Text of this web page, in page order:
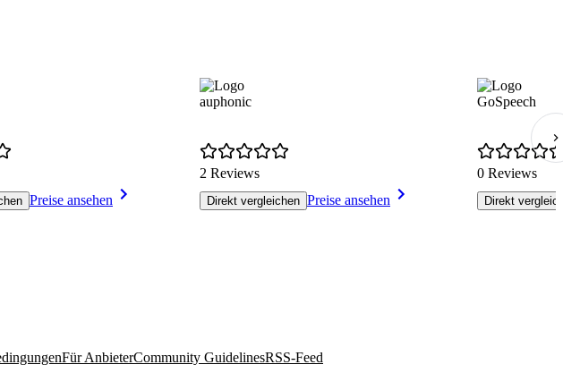
Preise ansehen
auphonic
2 Reviews
Direkt vergleichen Preise ansehen
GoSpeech
0 Reviews
Direkt
Für AnbieterCommunity GuidelinesRSS-Feed